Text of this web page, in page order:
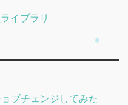
イブラリ
ブチェンジしてみた